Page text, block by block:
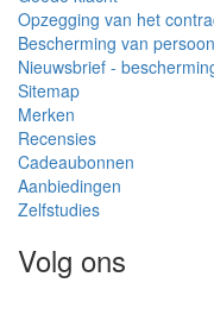
Opzegging van het
Bescherming van
Nieuwsbrief -
Sitemap
Merken
Recensies
Cadeaubonnen
Aanbiedingen
Zelfstudies
Volg ons